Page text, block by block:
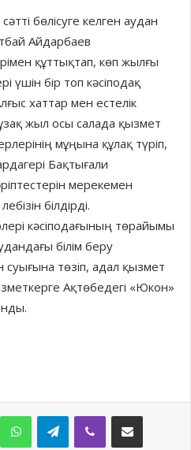
бөлісуге келген аудан
Айдарбаев
құттықтап, көп жылғы
үшін бір топ кәсіподақ
хаттар мен естелік
жыл осы салада қызмет
мұңына құлақ түріп,
Бақтығали
мерекемен
білдірді.
кәсіподағының төрайымы
білім беру
төзіп, адал қызмет
Ақтөбедегі «Юкон»
WhatsAppTelegramViber Share via Email